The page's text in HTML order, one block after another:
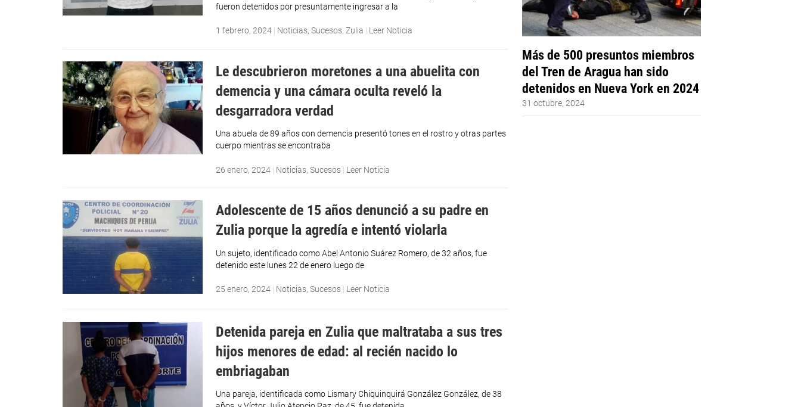
fueron detenidos por presuntamente ingresar a la
1 febrero, 2024 | Noticias,Sucesos,Zulia | Leer Noticia
Le descubrieron moretones a una abuelita con
demencia y una cámara oculta reveló la
desgarradora verdad
Una abuela de 89 años con demencia presentó tones en el rostro y otras partes
cuerpo mientras se encontraba
26 enero, 2024 | Noticias,Sucesos | Leer Noticia
Adolescente de 15 años denunció a su padre en
Zulia porque la agredía e intentó violarla
Un sujeto, identificado como Abel Antonio Suárez Romero, de 32 años, fue
detenido este lunes 22 de enero luego de
25 enero, 2024 | Noticias,Sucesos | Leer Noticia
Detenida pareja en Zulia que maltrataba a sus tres
hijos menores de edad: al recién nacido lo
embriagaban
Una pareja, identificada como Lismary Chiquinquirá González González, de 38
Más de 500 presuntos miembros
del Tren de Aragua han sido
detenidos en Nueva York en 2024
31 octubre, 2024